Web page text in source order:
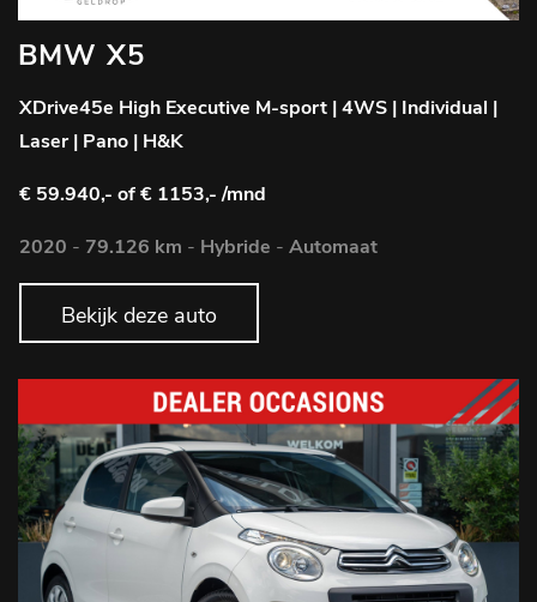
BMW X5
XDrive45e High Executive M-sport | 4WS | Individual |
Laser | Pano | H&K
€ 59.940,- of € 1153,- /mnd
2020 - 79.126 km - Hybride - Automaat
Bekijk deze auto